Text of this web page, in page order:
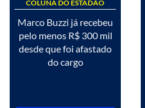
COLUNA DO ESTADÃO
Marco Buzzi já recebeu
pelo menos R$ 300 mil
desde que foi afastado
do cargo